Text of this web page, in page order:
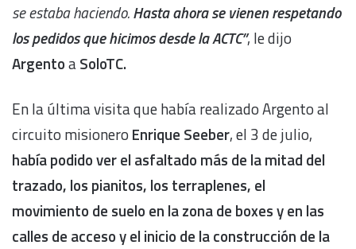
se estaba haciendo.Hasta ahora se vienen respetando
los pedidos que hicimos desde la ACTC”, le dijo
ArgentoaSoloTC.
En la última visita que había realizado Argento al
circuito misionero Enrique Seeber, el 3 de julio,
había podido ver el asfaltado más de la mitad del
trazado, los pianitos, los terraplenes, el
movimiento de suelo en la zona de boxes y en las
calles de acceso y el inicio de la construcción de la